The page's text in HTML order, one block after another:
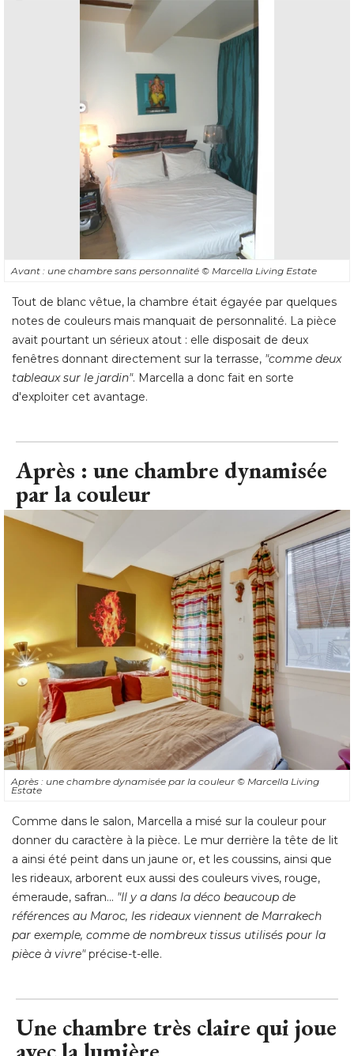
Avant : une chambre sans personnalité © Marcella Living Estate
Tout de blanc vêtue, la chambre était égayée par quelques
notes de couleurs mais manquait de personnalité. La pièce
avait pourtant un sérieux atout : elle disposait de deux
fenêtres donnant directement sur la terrasse, "comme deux
tableaux sur le jardin". Marcella a donc fait en sorte
d'exploiter cet avantage.
Après : une chambre dynamisée
par la couleur
Après : une chambre dynamisée par la couleur © Marcella Living
Estate
Comme dans le salon, Marcella a misé sur la couleur pour
donner du caractère à la pièce. Le mur derrière la tête de lit
a ainsi été peint dans un jaune or, et les coussins, ainsi que
les rideaux, arborent eux aussi des couleurs vives, rouge,
émeraude, safran... "Il y a dans la déco beaucoup de
références au Maroc, les rideaux viennent de Marrakech
par exemple, comme de nombreux tissus utilisés pour la
pièce à vivre" précise-t-elle.
Une chambre très claire qui joue